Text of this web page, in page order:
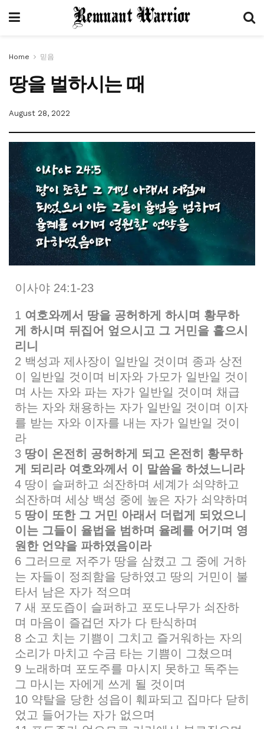
Home 믿음
땅을 벌하시는 때
August 28, 2022
이사야 24:1-23
1 여호와께서 땅을 공허하게 하시며 황무하
게 하시며 뒤집어 엎으시고 그 거민을 흩으시
리니
2 백성과 제사장이 일반일 것이며 종과 상전
이 일반일 것이며 비자와 가모가 일반일 것이
며 사는 자와 파는 자가 일반일 것이며 채급
하는 자와 채용하는 자가 일반일 것이며 이자
를 받는 자와 이자를 내는 자가 일반일 것이
라
3 땅이 온전히 공허하게 되고 온전히 황무하
게 되리라 여호와께서 이 말씀을 하셨느니라
4 땅이 슬퍼하고 쇠잔하며 세계가 쇠약하고
쇠잔하며 세상 백성 중에 높은 자가 쇠약하며
5 땅이 또한 그 거민 아래서 더럽게 되었으니
이는 그들이 율법을 범하며 율례를 어기며 영
원한 언약을 파하였음이라
6 그러므로 저주가 땅을 삼켰고 그 중에 거하
는 자들이 정죄함을 당하였고 땅의 거민이 불
타서 남은 자가 적으며
7 새 포도즙이 슬퍼하고 포도나무가 쇠잔하
며 마음이 즐겁던 자가 다 탄식하며
8 소고 치는 기쁨이 그치고 즐거워하는 자의
소리가 마치고 수금 타는 기쁨이 그쳤으며
9 노래하며 포도주를 마시지 못하고 독주는
그 마시는 자에게 쓰게 될 것이며
10 약탈을 당한 성읍이 훼파되고 집마다 닫히
었고 들어가는 자가 없으며